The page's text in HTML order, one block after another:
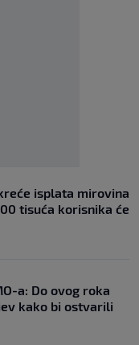
isplata mirovina
tisuća korisnika će
a: Do ovog roka
kako bi ostvarili